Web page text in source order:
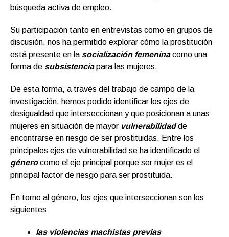
búsqueda activa de empleo.
Su participación tanto en entrevistas como en grupos de
discusión, nos ha permitido explorar cómo la prostitución
está presente en la socialización femeninacomo una
forma de subsistenciapara las mujeres.
De esta forma, a través del trabajo de campo de la
investigación, hemos podido identificar los ejes de
desigualdad que interseccionan y que posicionan a unas
mujeres en situación de mayor vulnerabilidadde
encontrarse en riesgo de ser prostituidas. Entre los
principales ejes de vulnerabilidad se ha identificado el
génerocomo el eje principal porque ser mujer es el
principal factor de riesgo para ser prostituida.
En torno al género, los ejes que interseccionan son los
siguientes:
las violencias machistas previas